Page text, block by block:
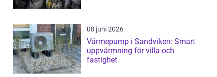
08 juni 2026
Värmepump i Sandviken: Smart
uppvärmning för villa och
fastighet